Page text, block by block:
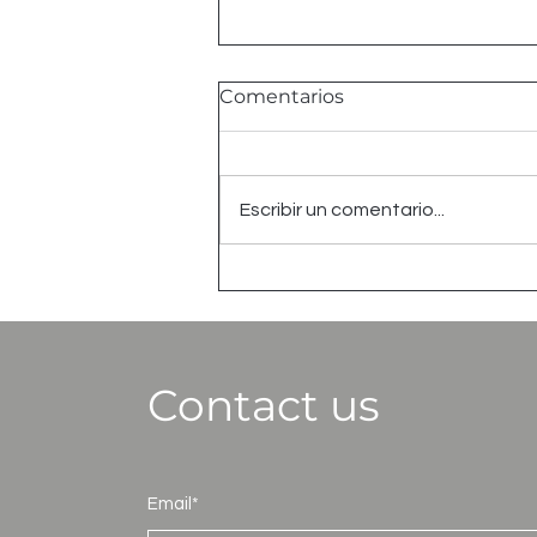
Comentarios
Escribir un comentario...
Contact us
Email*